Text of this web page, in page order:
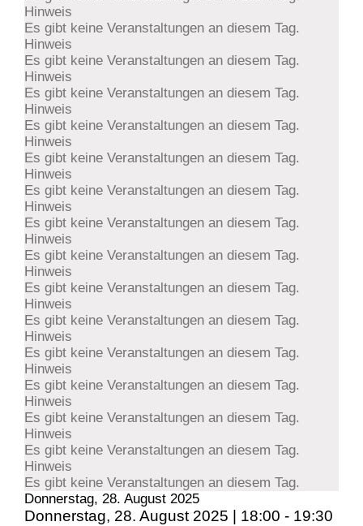
Hinweis
Es gibt keine Veranstaltungen an diesem Tag.
Hinweis
Es gibt keine Veranstaltungen an diesem Tag.
Hinweis
Es gibt keine Veranstaltungen an diesem Tag.
Hinweis
Es gibt keine Veranstaltungen an diesem Tag.
Hinweis
Es gibt keine Veranstaltungen an diesem Tag.
Hinweis
Es gibt keine Veranstaltungen an diesem Tag.
Hinweis
Es gibt keine Veranstaltungen an diesem Tag.
Hinweis
Es gibt keine Veranstaltungen an diesem Tag.
Hinweis
Es gibt keine Veranstaltungen an diesem Tag.
Hinweis
Es gibt keine Veranstaltungen an diesem Tag.
Hinweis
Es gibt keine Veranstaltungen an diesem Tag.
Hinweis
Es gibt keine Veranstaltungen an diesem Tag.
Hinweis
Es gibt keine Veranstaltungen an diesem Tag.
Hinweis
Es gibt keine Veranstaltungen an diesem Tag.
Hinweis
Es gibt keine Veranstaltungen an diesem Tag.
Donnerstag, 28. August 2025
Donnerstag, 28. August 2025 | 18:00 - 19:30